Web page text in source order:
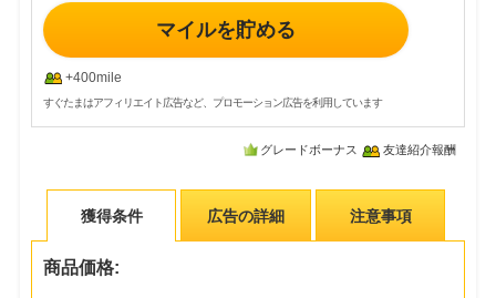
マイルを貯める
+400mile
すぐたまはアフィリエイト広告など、プロモーション広告を利用しています
グレードボーナス 友達紹介報酬
獲得条件 広告の詳細 注意事項
商品価格: